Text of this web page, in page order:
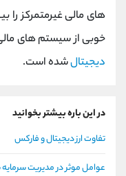
های مالی غیرمتمرکز
خوبی از سیستم های
دیجیتالشده است.
در این باره بیشتر بخوانید
تفاوت ارز دیجیتال و فارکس
عوامل موثر در مدیریت سرمایه